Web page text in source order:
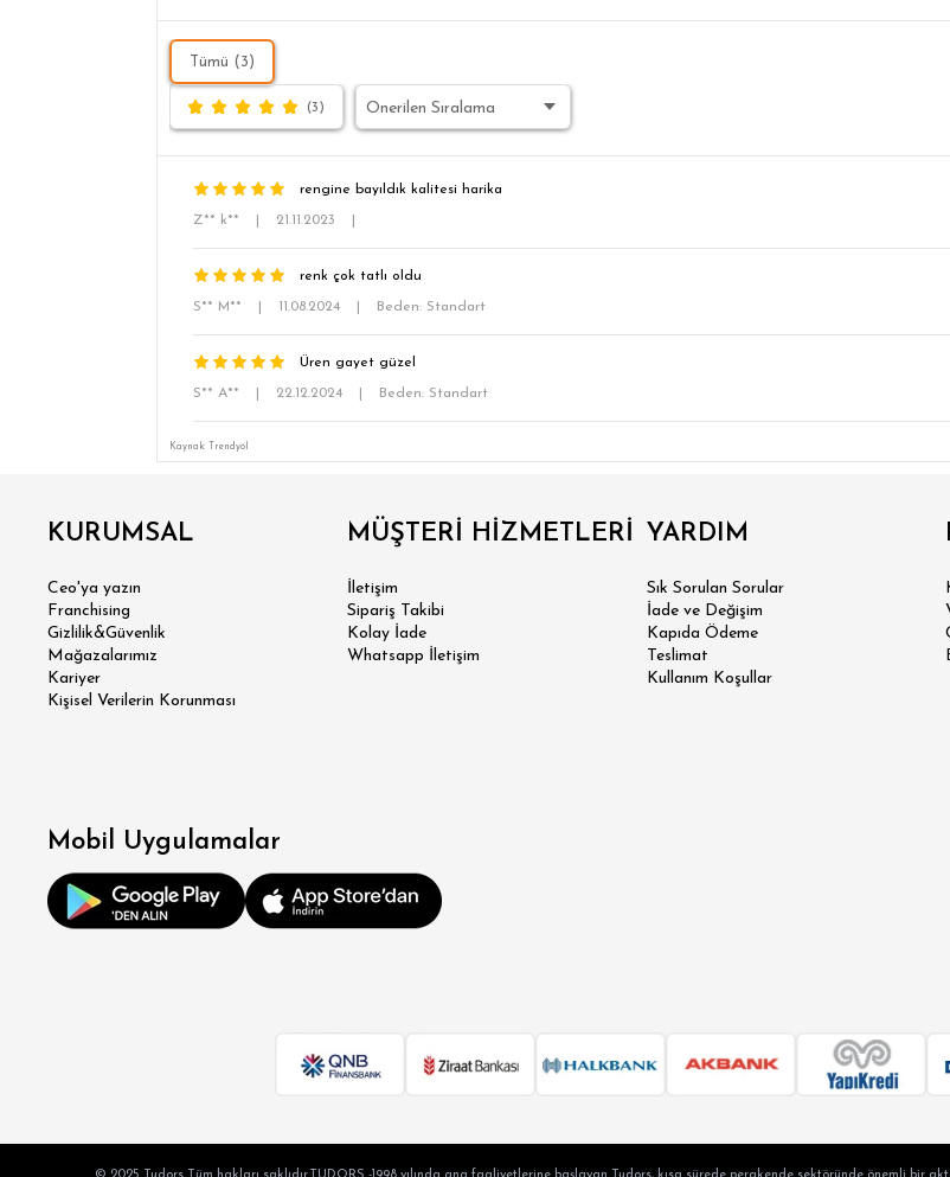
KLASİK FİT
Tümü (3)
(3)
rengine bayıldık kalitesi harika
Z** k** 21.11.2023
renk çok tatlı oldu
S** M** 11.08.2024 Beden: Standart
Üren gayet güzel
S** A** 22.12.2024 Beden: Standart
Kaynak: Trendyol
KURUMSAL
Ceo'ya yazın
Franchising
Gizlilik&Güvenlik
Mağazalarımız
Kariyer
Kişisel Verilerin Korunması
MÜŞTERİ HİZMETLERİ
İletişim
Sipariş Takibi
Kolay İade
Whatsapp İletişim
YARDIM
Sık Sorulan Sorular
İade ve Değişim
Kapıda Ödeme
Teslimat
Kullanım Koşullar
Mobil Uygulamalar